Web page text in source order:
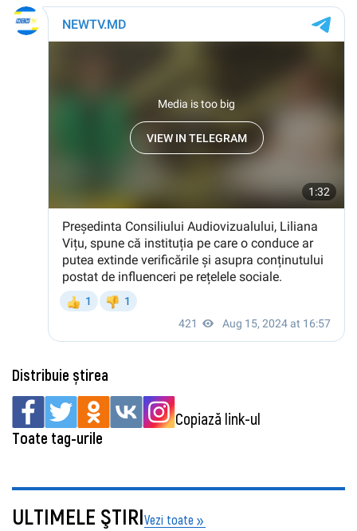
Distribuie știrea
Copiază link-ul
Toate tag-urile
ULTIMELE ŞTIRIVezi toate